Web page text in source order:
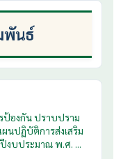
พันธ์
ป้องกัน ปราบปราม
นปฏิบัติการส่งเสริม
งบประมาณ พ.ศ. ...